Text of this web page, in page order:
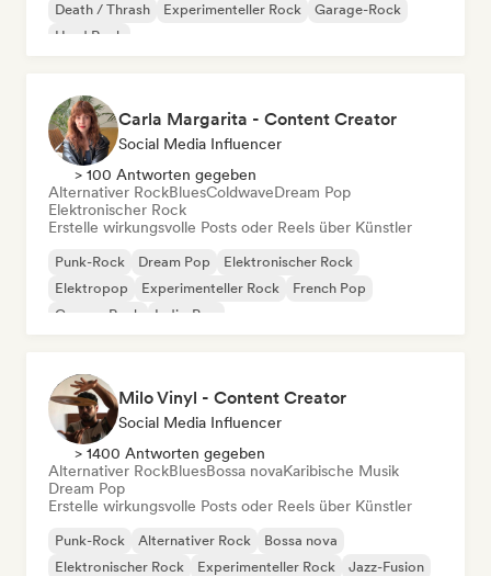
Death / Thrash
Experimenteller Rock
Garage-Rock
Hard Rock
Carla Margarita - Content Creator
Social Media Influencer
> 100 Antworten gegeben
Alternativer RockBluesColdwaveDream Pop
Elektronischer Rock
Erstelle wirkungsvolle Posts oder Reels über Künstler
Punk-Rock Dream Pop
Elektronischer Rock
Elektropop
Experimenteller Rock
French Pop
Garage-Rock
Indie-Pop
Milo Vinyl - Content Creator
Social Media Influencer
> 1400 Antworten gegeben
Alternativer RockBluesBossa novaKaribische Musik
Dream Pop
Erstelle wirkungsvolle Posts oder Reels über Künstler
Punk-Rock Alternativer Rock
Bossa nova
Elektronischer Rock
Experimenteller Rock
Jazz-Fusion